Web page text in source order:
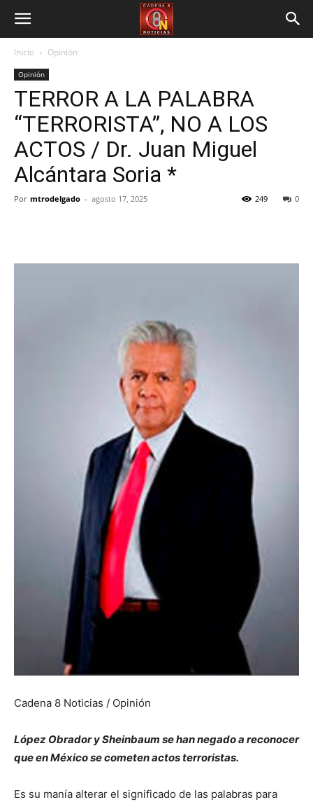
Inicio Opinión
Opinión
TERROR A LA PALABRA
“TERRORISTA”, NO A LOS
ACTOS / Dr. Juan Miguel
Alcántara Soria *
Por mtrodelgado - agosto 17, 2025 0
249
Cadena 8 Noticias / Opinión
López Obrador y Sheinbaum se han negado a reconocer
que en México se cometen actos terroristas.
Es su manía alterar el significado de las palabras para